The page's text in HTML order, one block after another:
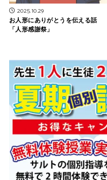
2025.10.29
お人形にありがとうを伝える話
「人形感謝祭」